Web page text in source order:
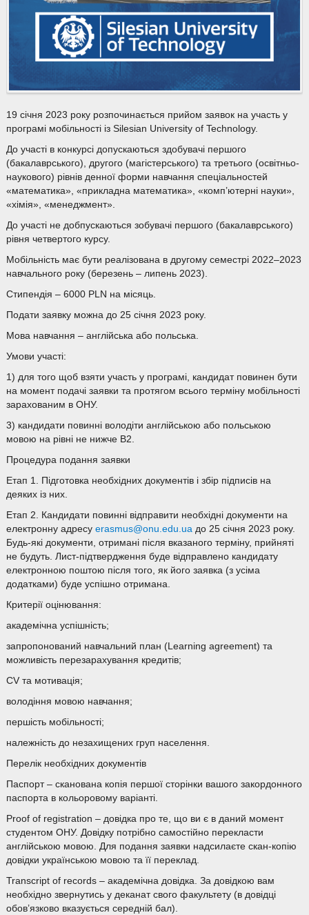
19 січня 2023 року розпочинається прийом заявок на участь у
програмі мобільності із Silesian University of Technology.
До участі в конкурсі допускаються здобувачі першого
(бакалаврського), другого (магістерського) та третього (освітньо-
наукового) рівнів денної форми навчання спеціальностей
«математика», «прикладна математика», «комп’ютерні науки»,
«хімія», «менеджмент».
До участі не добпускаються зобувачі першого (бакалаврського)
рівня четвертого курсу.
Мобільність має бути реалізована в другому семестрі 2022–2023
навчального року (березень – липень 2023).
Стипендія – 6000 PLN на місяць.
Подати заявку можна до 25 січня 2023 року.
Мова навчання – англійська або польська.
Умови участі:
1) для того щоб взяти участь у програмі, кандидат повинен бути
на момент подачі заявки та протягом всього терміну мобільності
зарахованим в ОНУ.
3) кандидати повинні володіти англійською або польською
мовою на рівні не нижче B2.
Процедура подання заявки
Етап 1. Підготовка необхідних документів і збір підписів на
деяких із них.
Етап 2. Кандидати повинні відправити необхідні документи на
електронну адресу erasmus@onu.edu.uaдо 25 січня 2023 року.
Будь-які документи, отримані після вказаного терміну, прийняті
не будуть. Лист-підтвердження буде відправлено кандидату
електронною поштою після того, як його заявка (з усіма
додатками) буде успішно отримана.
Критерії оцінювання:
академічна успішність;
запропонований навчальний план (Learning agreement) та
можливість перезарахування кредитів;
CV та мотивація;
володіння мовою навчання;
першість мобільності;
належність до незахищених груп населення.
Перелік необхідних документів
Паспорт – сканована копія першої сторінки вашого закордонного
паспорта в кольоровому варіанті.
Proof of registration – довідка про те, що ви є в даний момент
студентом ОНУ. Довідку потрібно самостійно перекласти
англійською мовою. Для подання заявки надсилаєте скан-копію
довідки українською мовою та її переклад.
Transcript of records – академічна довідка. За довідкою вам
необхідно звернутись у деканат свого факультету (в довідці
обов’язково вказується середній бал).